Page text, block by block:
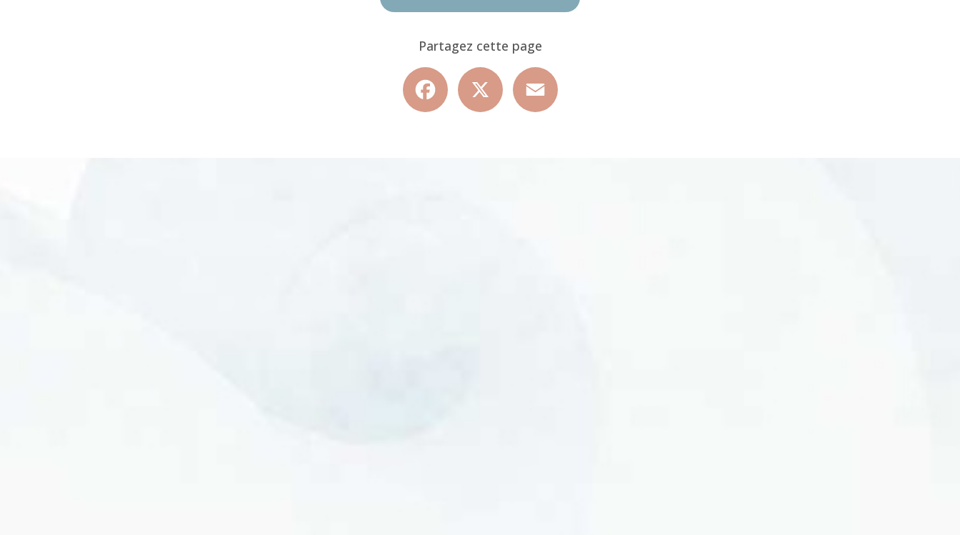
Partagez cette page
Facebook